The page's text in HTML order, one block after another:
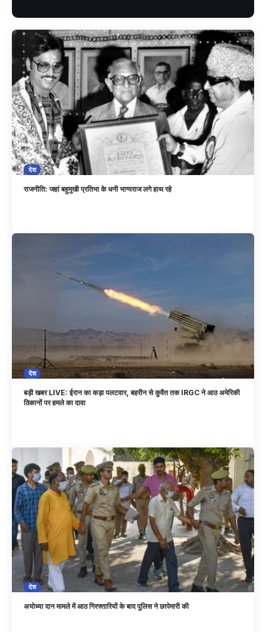
देश
राजनीति: जहां बहुमुखी प्रतिभा के धनी भाग्यराज लगे हाथ रहे
देश
बड़ी खबर LIVE: ईरान का कड़ा पलटवार, बहरीन से कुवैत तक IRGC ने आठ अमेरिकी
ठिकानों पर हमले का दावा
देश
अयोध्या दान मामले में आठ गिरफ्तारियों के बाद पुलिस ने छापेमारी की